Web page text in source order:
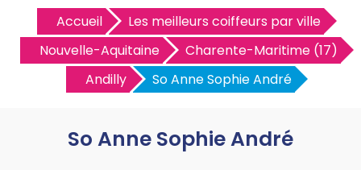
Accueil
Les meilleurs coiffeurs par ville
Nouvelle-Aquitaine
Charente-Maritime (17)
Andilly
So Anne Sophie André
So Anne Sophie André